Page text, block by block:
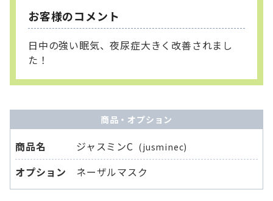
お客様のコメント
日中の強い眠気、夜尿症大きく改善されまし
た！
商品・オプション
商品名 ジャスミンC (jusminec)
オプション ネーザルマスク